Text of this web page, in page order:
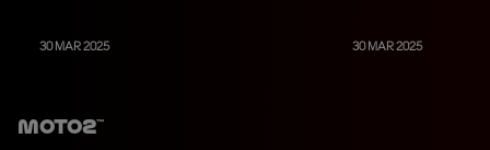
30 MAR 2025 30 MAR 2025
Moto2™